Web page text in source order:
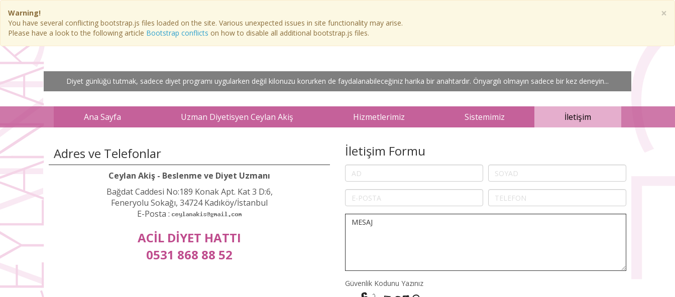
×
Warning!
You have several conflicting bootstrap.js files loaded on the site. Various unexpected issues in site functionality may arise.
Please have a look to the following article Bootstrap conflicts on how to disable all additional bootstrap.js files.
Diyet günlüğü tutmak, sadece diyet programı uygularken değil kilonuzu korurken de faydalanabileceğiniz harika bir anahtardır. Önyargılı olmayın sadece bir kez deneyin...
Ana Sayfa Uzman Diyetisyen Ceylan Akiş Hizmetlerimiz Sistemimiz İletişim
Adres ve Telefonlar
Ceylan Akiş - Beslenme ve Diyet Uzmanı
Bağdat Caddesi No:189 Konak Apt. Kat 3 D:6,
Feneryolu Sokağı, 34724 Kadıköy/İstanbul
E-Posta :
ACİL DİYET HATTI
0531 868 88 52
İletişim Formu
Güvenlik Kodunu Yazınız